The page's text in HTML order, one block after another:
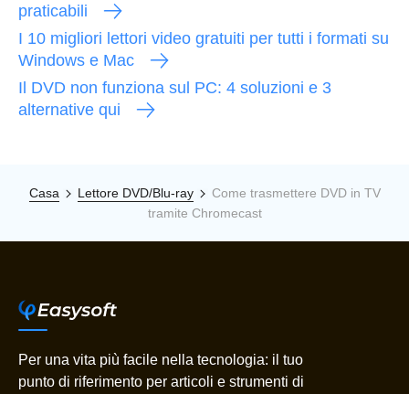
praticabili
I 10 migliori lettori video gratuiti per tutti i formati su
Windows e Mac
Il DVD non funziona sul PC: 4 soluzioni e 3
alternative qui
Casa Lettore DVD/Blu-ray
Come trasmettere DVD in TV
tramite Chromecast
Per una vita più facile nella tecnologia: il tuo
punto di riferimento per articoli e strumenti di